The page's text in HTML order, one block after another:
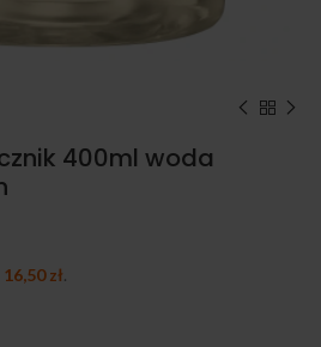
400ml woda
16,50zł.